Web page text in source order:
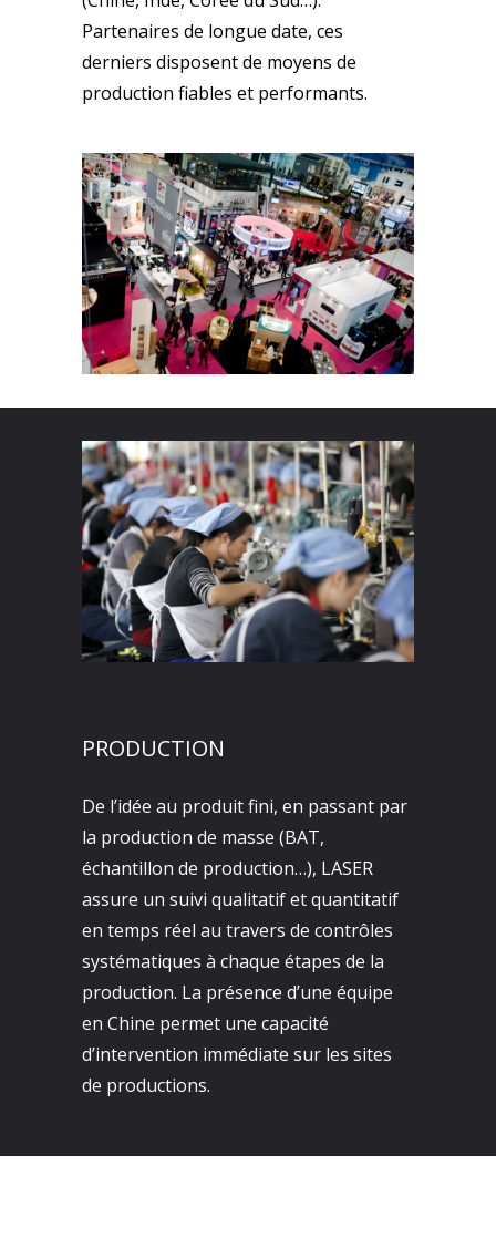
Partenaires de longue date, ces
derniers disposent de moyens de
production fiables et performants.
PRODUCTION
De l’idée au produit fini, en passant par
la production de masse (BAT,
échantillon de production…), LASER
assure un suivi qualitatif et quantitatif
en temps réel au travers de contrôles
systématiques à chaque étapes de la
production. La présence d’une équipe
en Chine permet une capacité
d’intervention immédiate sur les sites
de productions.